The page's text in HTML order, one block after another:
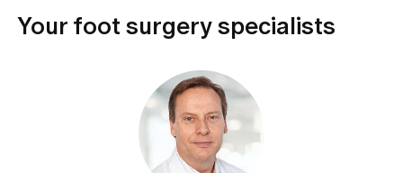
Your foot surgery specialists